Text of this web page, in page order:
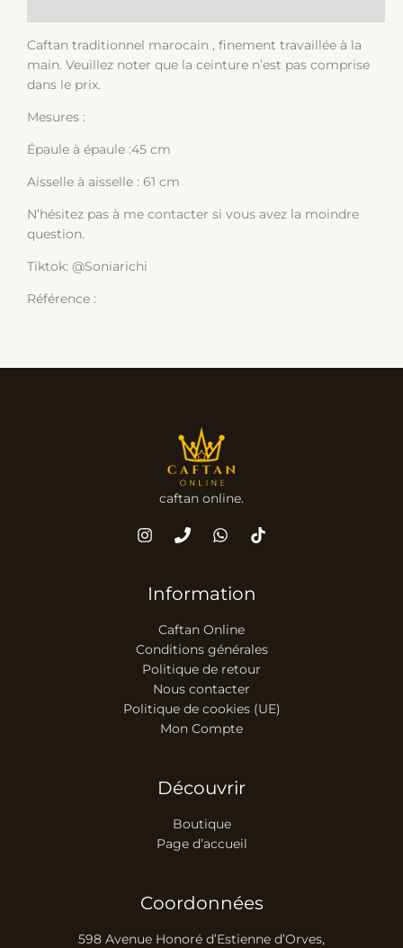
Caftan traditionnel marocain , finement travaillée à la
main. Veuillez noter que la ceinture n’est pas comprise
dans le prix.
Mesures :
Épaule à épaule :45 cm
Aisselle à aisselle : 61 cm
N’hésitez pas à me contacter si vous avez la moindre
question.
Tiktok: @Soniarichi
Référence :
caftan online.
Information
Caftan Online
Conditions générales
Politique de retour
Nous contacter
Politique de cookies (UE)
Mon Compte
Découvrir
Boutique
Page d’accueil
Coordonnées
598 Avenue Honoré d’Estienne d’Orves,